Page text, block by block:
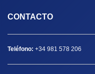
CONTACTO
Teléfono: +34 981 578 206